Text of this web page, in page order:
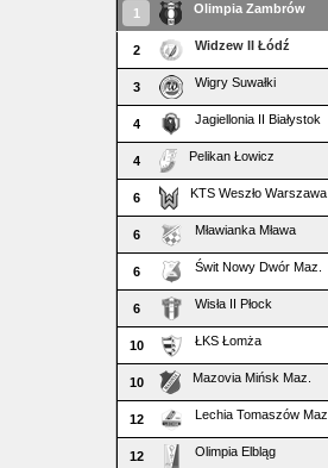
1 Olimpia Zambrów
2 Widzew II Łódź
3 Wigry Suwałki
4 Jagiellonia II Białystok
4 Pelikan Łowicz
6 KTS Weszło Warszawa
6 Mławianka Mława
6 Świt Nowy Dwór Maz.
6 Wisła II Płock
10 ŁKS Łomża
10 Mazovia Mińsk Maz.
12 Lechia Tomaszów Maz.
12 Olimpia Elbląg